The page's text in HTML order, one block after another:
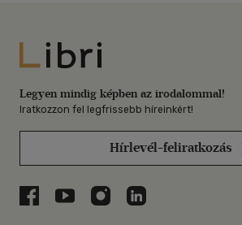
Libri
Legyen mindig képben az irodalommal!
Iratkozzon fel legfrissebb híreinkért!
Hírlevél-feliratkozás
Libri a Facebookon
Libri a Youtube-on
Libri az Instagramon
Libri a